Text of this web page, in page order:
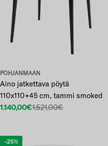
POHJANMAAN
Aino jatkettava pöytä
110x110+45 cm, tammi smoked
Etuhinta
1.140,00€
Normaalihinta
1.521,00€
-25%